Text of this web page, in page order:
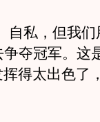
私，但我们
夺冠军。这
得太出色了